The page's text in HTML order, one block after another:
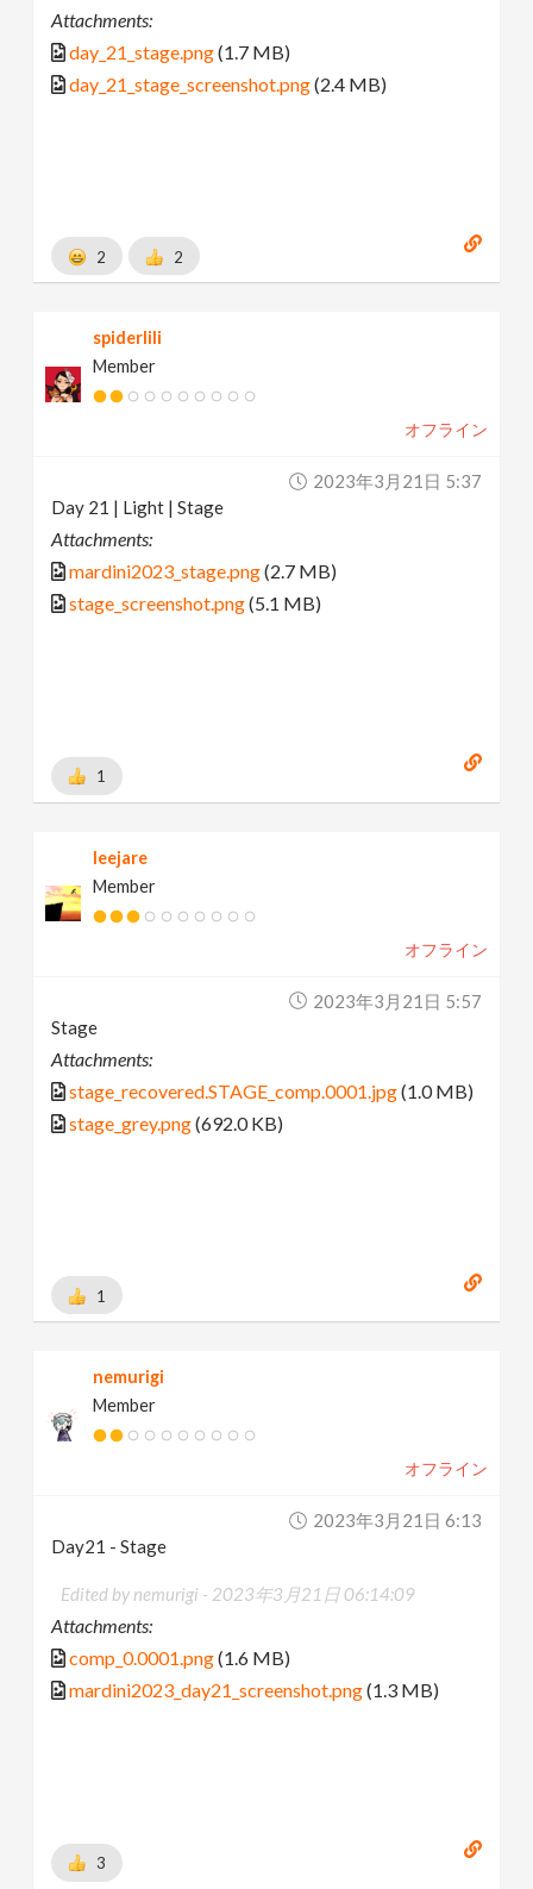
Attachments:
day_21_stage.png(1.7 MB)
day_21_stage_screenshot.png(2.4 MB)
2 2
spiderlili
Member
オフライン
2023年3月21日 5:37
Day 21 | Light | Stage
Attachments:
mardini2023_stage.png(2.7 MB)
stage_screenshot.png(5.1 MB)
1
leejare
Member
オフライン
2023年3月21日 5:57
Stage
Attachments:
stage_recovered.STAGE_comp.0001.jpg(1.0 MB)
stage_grey.png(692.0 KB)
1
nemurigi
Member
オフライン
2023年3月21日 6:13
Day21 - Stage
Edited by nemurigi - 2023年3月21日 06:14:09
Attachments:
comp_0.0001.png(1.6 MB)
mardini2023_day21_screenshot.png(1.3 MB)
3